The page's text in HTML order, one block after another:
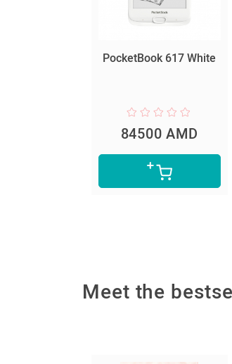
PocketBook 617 White
84500 AMD
Meet the